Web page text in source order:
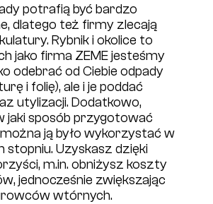
potrafią być bardzo
dlatego też firmy zlecają
Rybnik i okolice to
jako firma ZEME jesteśmy
odebrać od Ciebie odpady
i folię), ale i je poddać
utylizacji. Dodatkowo,
jaki sposób przygotować
ją było wykorzystać w
stopniu. Uzyskasz dzięki
m.in. obniżysz koszty
jednocześnie zwiększając
wtórnych.